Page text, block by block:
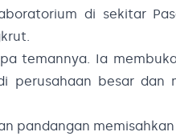
di sekitar
temannya. Ia
perusahaan besar dan
pandangan